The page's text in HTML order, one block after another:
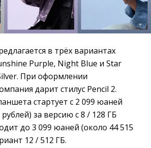
в трёх вариантах
Purple, Night Blue и Star
При оформлении
дарит стилус Pencil 2.
стартует с 2 099 юаней
за версию с 8 / 128 ГБ
до 3 099 юаней (около 44 515
12 / 512 ГБ.